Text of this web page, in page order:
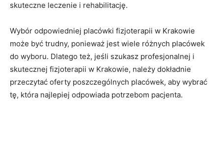
skuteczne leczenie i rehabilitację.
Wybór odpowiedniej placówki fizjoterapii w Krakowie
może być trudny, ponieważ jest wiele różnych placówek
do wyboru. Dlatego też, jeśli szukasz profesjonalnej i
skutecznej fizjoterapii w Krakowie, należy dokładnie
przeczytać oferty poszczególnych placówek, aby wybrać
tę, która najlepiej odpowiada potrzebom pacjenta.